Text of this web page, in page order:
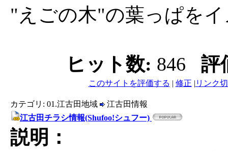
"えごの木"の葉っぱを
ヒット数: 846 評
このサイトを評価する | 修正 | リンク
カテゴリ: 01.江古田地域
江古田情報
江古田チラシ情報(Shufoo!シュフー)
説明：